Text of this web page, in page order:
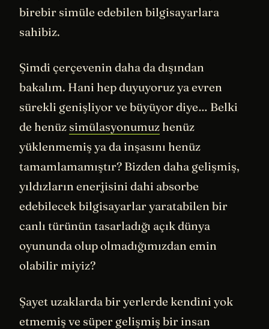
birebir simüle edebilen bilgisayarlara
sahibiz.
Şimdi çerçevenin daha da dışından
bakalım. Hani hep duyuyoruz ya evren
sürekli genişliyor ve büyüyor diye… Belki
de henüz simülasyonumuz henüz
yüklenmemiş ya da inşasını henüz
tamamlamamıştır? Bizden daha gelişmiş,
yıldızların enerjisini dahi absorbe
edebilecek bilgisayarlar yaratabilen bir
canlı türünün tasarladığı açık dünya
oyununda olup olmadığımızdan emin
olabilir miyiz?
Şayet uzaklarda bir yerlerde kendini yok
etmemiş ve süper gelişmiş bir insan